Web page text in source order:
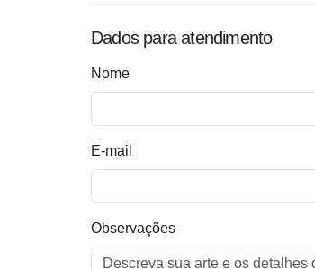
Dados para atendimento
Nome
E-mail
Observações